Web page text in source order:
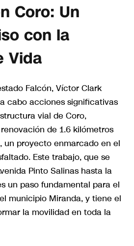
Coro: Un
con la
Vida
Falcón, Víctor Clark
cabo acciones significativas
vial de Coro,
de 1.6 kilómetros
un proyecto enmarcado en el
Este trabajo, que se
Pinto Salinas hasta la
un paso fundamental para el
municipio Miranda, y tiene el
la movilidad en toda la